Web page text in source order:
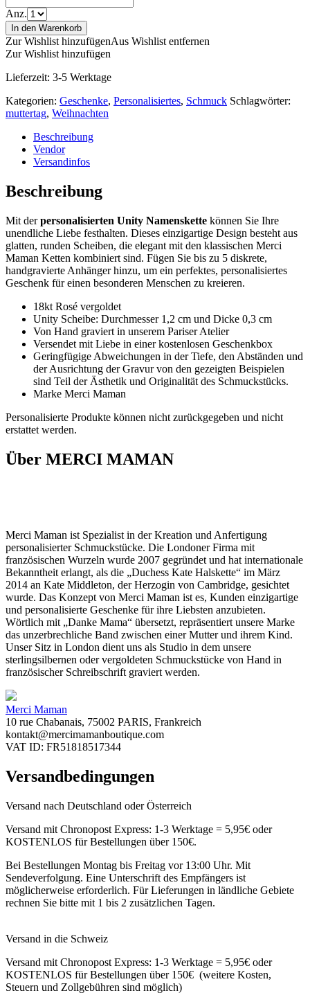
Anz.
In den Warenkorb
Zur Wishlist hinzufügenAus Wishlist entfernen
Zur Wishlist hinzufügen
Lieferzeit: 3-5 Werktage
Kategorien: Geschenke, Personalisiertes, Schmuck Schlagwörter:
muttertag, Weihnachten
Beschreibung
Vendor
Versandinfos
Beschreibung
Mit derpersonalisierten Unity Namenskette können Sie Ihre
unendliche Liebe festhalten. Dieses einzigartige Design besteht aus
glatten, runden Scheiben, die elegant mit den klassischen Merci
Maman Ketten kombiniert sind. Fügen Sie bis zu 5 diskrete,
handgravierte Anhänger hinzu, um ein perfektes, personalisiertes
Geschenk für einen besonderen Menschen zu kreieren.
18kt Rosé vergoldet
Unity Scheibe: Durchmesser 1,2 cm und Dicke 0,3 cm
Von Hand graviert in unserem Pariser Atelier
Versendet mit Liebe in einer kostenlosen Geschenkbox
Geringfügige Abweichungen in der Tiefe, den Abständen und
der Ausrichtung der Gravur von den gezeigten Beispielen
sind Teil der Ästhetik und Originalität des Schmuckstücks.
Marke Merci Maman
Personalisierte Produkte können nicht zurückgegeben und nicht
erstattet werden.
Über MERCI MAMAN
Merci Maman ist Spezialist in der Kreation und Anfertigung
personalisierter Schmuckstücke. Die Londoner Firma mit
französischen Wurzeln wurde 2007 gegründet und hat internationale
Bekanntheit erlangt, als die „Duchess Kate Halskette“ im März
2014 an Kate Middleton, der Herzogin von Cambridge, gesichtet
wurde. Das Konzept von Merci Maman ist es, Kunden einzigartige
und personalisierte Geschenke für ihre Liebsten anzubieten.
Wörtlich mit „Danke Mama“ übersetzt, repräsentiert unsere Marke
das unzerbrechliche Band zwischen einer Mutter und ihrem Kind.
Unser Sitz in London dient uns als Studio in dem unsere
sterlingsilbernen oder vergoldeten Schmuckstücke von Hand in
französischer Schreibschrift graviert werden.
Merci Maman
10 rue Chabanais, 75002 PARIS, Frankreich
kontakt@mercimamanboutique.com
VAT ID: FR51818517344
Versandbedingungen
Versand nach Deutschland oder Österreich
Versand mit Chronopost Express: 1-3 Werktage = 5,95€ oder
KOSTENLOS für Bestellungen über 150€.
Bei Bestellungen Montag bis Freitag vor 13:00 Uhr. Mit
Sendeverfolgung. Eine Unterschrift des Empfängers ist
möglicherweise erforderlich. Für Lieferungen in ländliche Gebiete
rechnen Sie bitte mit 1 bis 2 zusätzlichen Tagen.
Versand in die Schweiz
Versand mit Chronopost Express: 1-3 Werktage = 5,95€ oder
KOSTENLOS für Bestellungen über 150€ (weitere Kosten,
Steuern und Zollgebühren sind möglich)